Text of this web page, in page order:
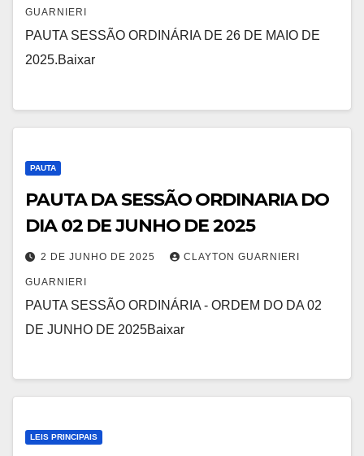
GUARNIERI
PAUTA SESSÃO ORDINÁRIA DE 26 DE MAIO DE
2025.Baixar
PAUTA
PAUTA DA SESSÃO ORDINARIA DO
DIA 02 DE JUNHO DE 2025
2 DE JUNHO DE 2025 CLAYTON GUARNIERI
GUARNIERI
PAUTA SESSÃO ORDINÁRIA - ORDEM DO DA 02
DE JUNHO DE 2025Baixar
LEIS PRINCIPAIS